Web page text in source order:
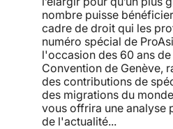
nombre puisse bénéficier
cadre de droit qui les
numéro spécial de
l'occasion des 60 ans de
Convention de Genève,
des contributions de
des migrations du
vous offrira une analyse
de l'actualité...